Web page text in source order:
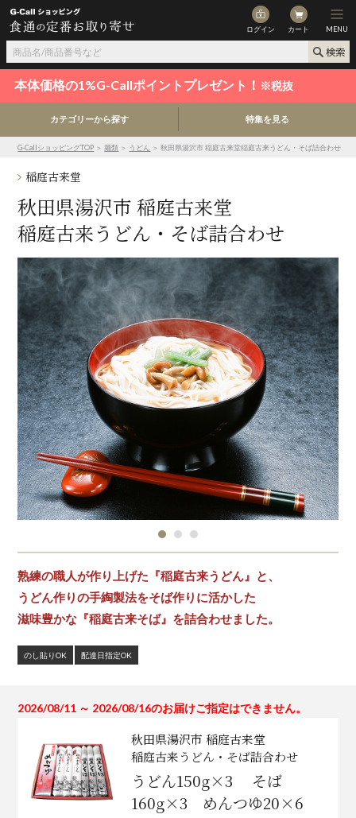
ログイン カート MENU
本体価格の1%G-Callポイントプレゼント！ ※税抜
カテゴリーから探す 特集を見る
G-CallショッピングTOP ＞麺類 ＞ うどん ＞ 秋田県湯沢市 稲庭古来堂稲庭古来うどん・そば詰合わせ
稲庭古来堂
秋田県湯沢市 稲庭古来堂
稲庭古来うどん・そば詰合わせ
熟練の職人が作り上げた『稲庭古来うどん』と、
うどん作りの手綯製法をそば作りに活かした
滋味豊かな『稲庭古来そば』を詰合わせました。
のし貼りOK 配達日指定OK
2026/08/11 ～ 2026/08/16のお届けご指定はできません。
秋田県湯沢市 稲庭古来堂
稲庭古来うどん・そば詰合わせ
うどん150g×3 そば
160g×3 めんつゆ20×6